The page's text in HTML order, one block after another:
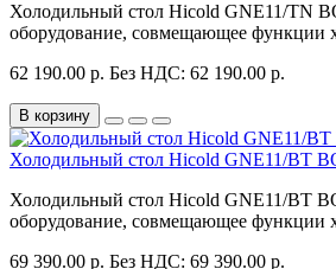
Холодильный стол Hicold GNE11/TN
оборудование, совмещающее функции
62 190.00 р. Без НДС: 62 190.00 р.
В корзину
Холодильный стол Hicold GNE11/BT
Холодильный стол Hicold GNE11/BT
оборудование, совмещающее функции
69 390.00 р. Без НДС: 69 390.00 р.